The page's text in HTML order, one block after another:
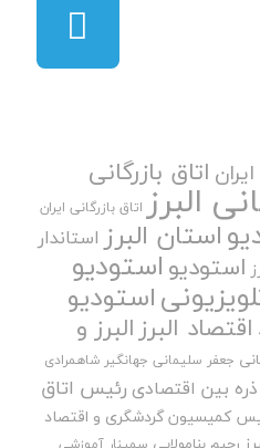
اتاق بازرگانی
البرز اتاق بازرگانی ایران
استان البرز استاندار
استودیواستودیو
استودیو
اقتصاد البرزالبرز و
جعفر سلیمانی جهانگیر شاهمرادی
ذره بین اقتصادی رئیس اتاق
کمیسیون گردشگری و اقتصاد